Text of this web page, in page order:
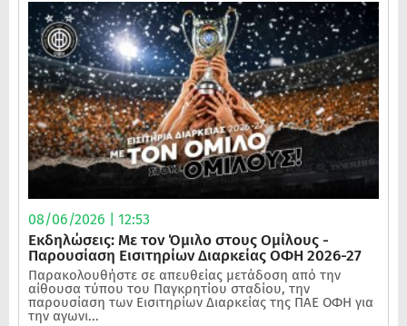
08/06/2026 | 12:53
Εκδηλώσεις: Με τον Όμιλο στους Ομίλους -
Παρουσίαση Εισιτηρίων Διαρκείας ΟΦΗ 2026-27
Παρακολουθήστε σε απευθείας μετάδοση από την
αίθουσα τύπου του Παγκρητίου σταδίου, την
παρουσίαση των Εισιτηρίων Διαρκείας της ΠΑΕ ΟΦΗ για
την αγωνι...